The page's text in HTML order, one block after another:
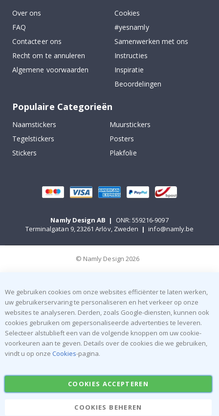
Over ons
FAQ
Contacteer ons
Recht om te annuleren
Algemene voorwaarden
Cookies
#yesnamly
Samenwerken met ons
Instructies
Inspiratie
Beoordelingen
Populaire Categorieën
Naamstickers
Muurstickers
Tegelstickers
Posters
Stickers
Plakfolie
Namly Design AB |
ONR: 559216-9097
Terminalgatan 9, 23261 Arlöv, Zweden | info@namly.be
© Namly Design 2026
We gebruiken cookies om onze websites efficiënter te laten werken,
uw gebruikerservaring te personaliseren en het verkeer op onze
websites te analyseren. Derden, zoals Google-diensten, kunnen ook
cookies gebruiken om gepersonaliseerde advertenties te leveren.
Selecteer alstublieft een van de volgende knoppen om uw cookie-
voorkeuren aan te geven. Details over de cookies die we gebruiken,
vindt u op onze Cookies-pagina.
COOKIES ACCEPTEREN
COOKIES BEHEREN